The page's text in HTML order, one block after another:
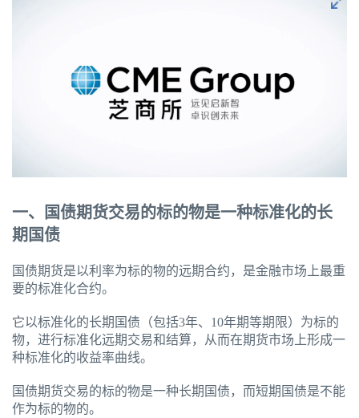
一、国债期货交易的标的物是一种标准化的长
期国债
国债期货是以利率为标的物的远期合约，是金融市场上最重
要的标准化合约。
它以标准化的长期国债（包括3年、10年期等期限）为标的
物，进行标准化远期交易和结算，从而在期货市场上形成一
种标准化的收益率曲线。
国债期货交易的标的物是一种长期国债，而短期国债是不能
作为标的物的。